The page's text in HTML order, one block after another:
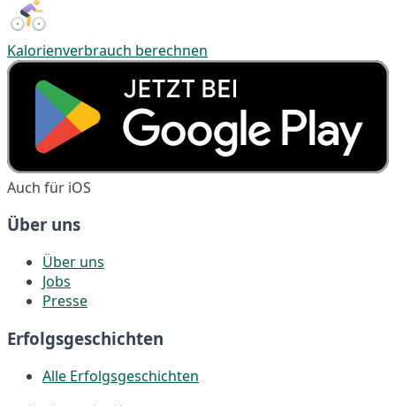
Kalorienverbrauch berechnen
Auch für iOS
Über uns
Über uns
Jobs
Presse
Erfolgsgeschichten
Alle Erfolgsgeschichten